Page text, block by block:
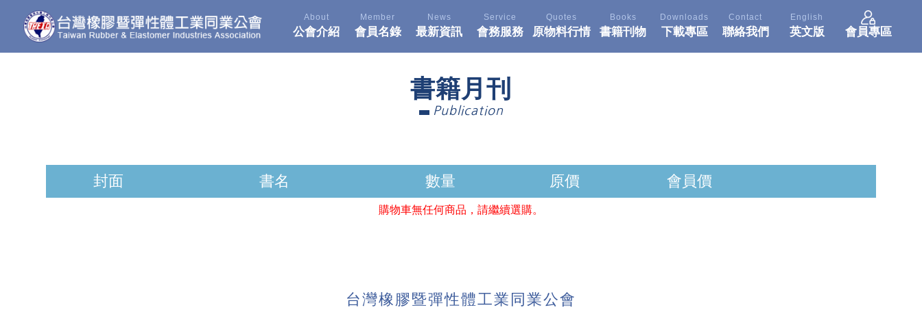
About
公會介紹
Member
會員名錄
News
最新資訊
Service
會務服務
Quotes
原物料行情
Books
書籍刊物
Downloads
下載專區
Contact
聯絡我們
English
英文版 會員專區
書籍月刊
Publication
封面 書名 數量 原價 會員價
購物車無任何商品，請繼續選購。
台灣橡膠暨彈性體工業同業公會